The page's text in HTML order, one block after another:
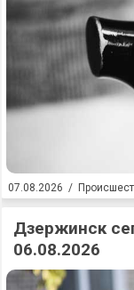
07.08.2026 /
Дзержинск
06.08.2026